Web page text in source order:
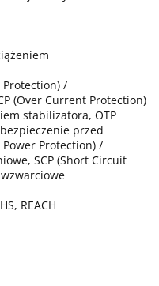
Protection) /
(Over Current Protection)
stabilizatora, OTP
przed
Protection) /
SCP (Short Circuit
REACH